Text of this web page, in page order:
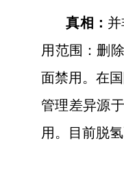
真相：
用范围：删
面禁用。在
管理差异源
用。目前脱